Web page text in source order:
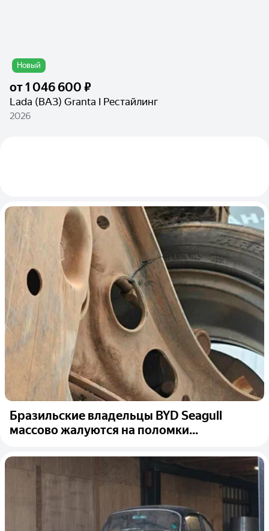
Новый
от1 046 600 ₽
Lada (ВАЗ) Granta I Рестайлинг
2026
Бразильские владельцы BYD Seagull
массово жалуются на поломки...